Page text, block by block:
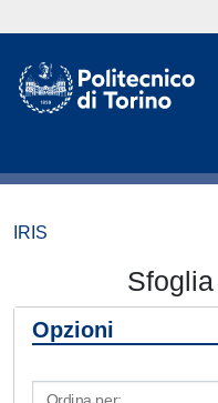
IRIS
Opzioni